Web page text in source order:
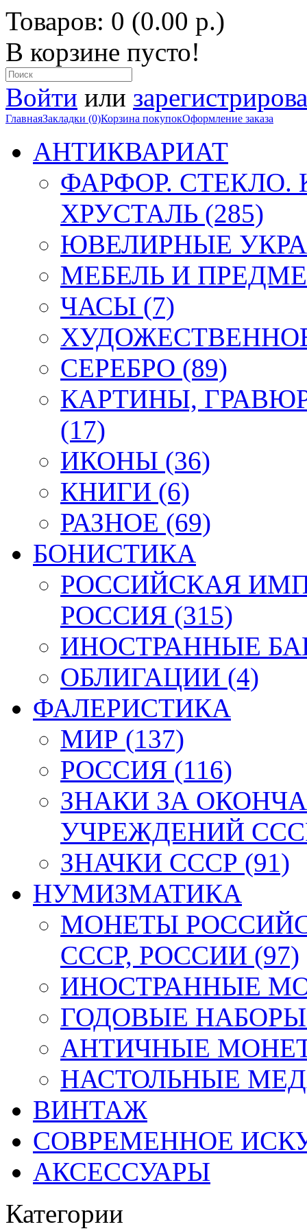
Товаров: 0 (0.00 р.)
В корзине пусто!
Войти или
ГлавнаяЗакладки (0)Корзина покупокОформление заказа
АНТИКВАРИАТ
ФАРФОР.
ХРУСТАЛЬ (285)
ЮВЕЛИРНЫЕ
МЕБЕЛЬ И
ЧАСЫ (7)
СЕРЕБРО (89)
КАРТИНЫ,
(17)
ИКОНЫ (36)
КНИГИ (6)
РАЗНОЕ (69)
БОНИСТИКА
РОССИЙСКАЯ
РОССИЯ (315)
ИНОСТРАННЫЕ
ОБЛИГАЦИИ (4)
ФАЛЕРИСТИКА
МИР (137)
РОССИЯ (116)
ЗНАКИ ЗА
УЧРЕЖДЕНИЙ
ЗНАЧКИ СССР (91)
НУМИЗМАТИКА
МОНЕТЫ
СССР, РОССИИ (97)
ИНОСТРАННЫЕ
ГОДОВЫЕ НАБОРЫ
АНТИЧНЫЕ
НАСТОЛЬНЫЕ
ВИНТАЖ
СОВРЕМЕННОЕ
АКСЕССУАРЫ
Категории